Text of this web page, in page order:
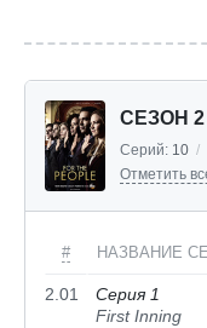
СЕЗОН 2
Серий: 10 /
Отметить
# НАЗВАНИЕ
2.01
Серия 1
First Inning